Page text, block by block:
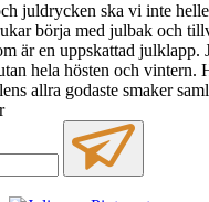
juldrycken ska vi inte
börja med julbak och
är en uppskattad julklapp.
hela hösten och vintern.
allra godaste smaker